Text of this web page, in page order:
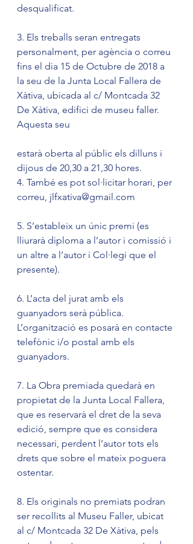
desqualificat.
3. Els treballs seran entregats
personalment, per agència o correu
fins el dia 15 de Octubre de 2018 a
la seu de la Junta Local Fallera de
Xàtiva, ubicada al c/ Montcada 32
De Xàtiva, edifici de museu faller.
Aquesta seu
estarà oberta al públic els dilluns i
dijous de 20,30 a 21,30 hores.
4. També es pot sol·licitar horari, per
correu, jlfxativa@gmail.com
5. S’estableix un únic premi (es
lliurarà diploma a l’autor i comissió i
un altre a l’autor i Col·legi que el
presente).
6. L’acta del jurat amb els
guanyadors serà pública.
L’organització es posarà en contacte
telefònic i/o postal amb els
guanyadors.
7. La Obra premiada quedarà en
propietat de la Junta Local Fallera,
que es reservarà el dret de la seva
edició, sempre que es considera
necessari, perdent l’autor tots els
drets que sobre el mateix poguera
ostentar.
8. Els originals no premiats podran
ser recollits al Museu Faller, ubicat
al c/ Montcada 32 De Xàtiva, pels